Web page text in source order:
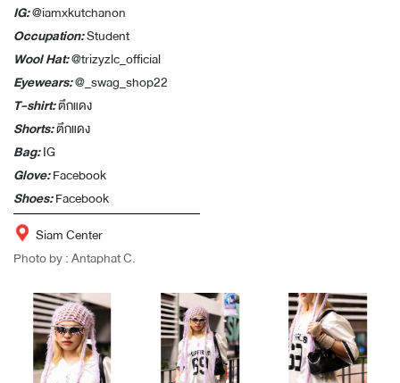
IG:@iamxkutchanon
Occupation:Student
Wool Hat:@trizyzlc_official
Eyewears:@_swag_shop22
T-shirt:ตึกแดง
Shorts:ตึกแดง
Bag:IG
Glove:Facebook
Shoes:Facebook
Siam Center
Photo by : Antaphat C.